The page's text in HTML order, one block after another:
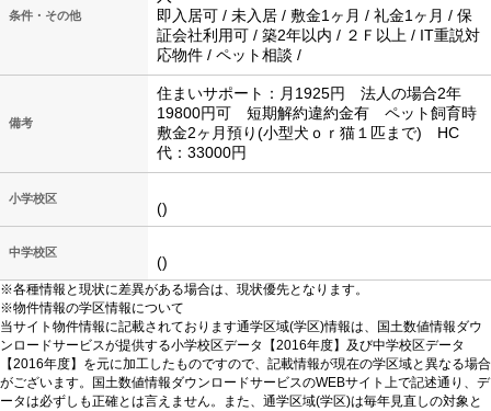
条件・その他
即入居可 / 未入居 / 敷金1ヶ月 / 礼金1ヶ月 / 保
証会社利用可 / 築2年以内 / ２Ｆ以上 / IT重説対
応物件 / ペット相談 /
備考
住まいサポート：月1925円 法人の場合2年
19800円可 短期解約違約金有 ペット飼育時
敷金2ヶ月預り(小型犬ｏｒ猫１匹まで) HC
代：33000円
小学校区
()
中学校区
()
※各種情報と現状に差異がある場合は、現状優先となります。
※物件情報の学区情報について
当サイト物件情報に記載されております通学区域(学区)情報は、国土数値情報ダウ
ンロードサービスが提供する小学校区データ【2016年度】及び中学校区データ
【2016年度】を元に加工したものですので、記載情報が現在の学区域と異なる場合
がございます。国土数値情報ダウンロードサービスのWEBサイト上で記述通り、デ
ータは必ずしも正確とは言えません。また、通学区域(学区)は毎年見直しの対象と